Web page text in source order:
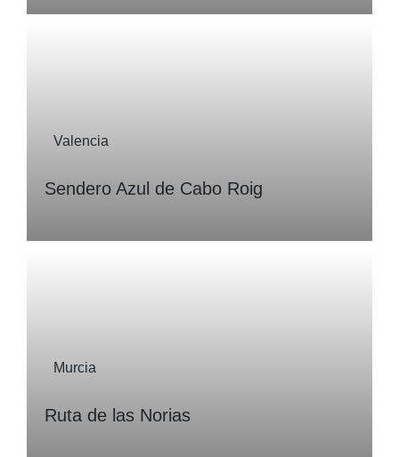
Valencia
Sendero Azul de Cabo Roig
Murcia
Ruta de las Norias